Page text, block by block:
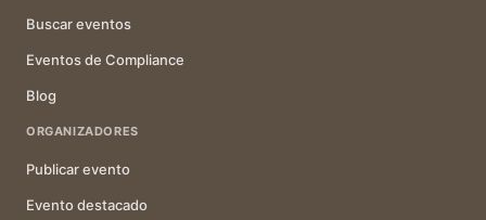
Buscar eventos
Eventos de Compliance
Blog
ORGANIZADORES
Publicar evento
Evento destacado